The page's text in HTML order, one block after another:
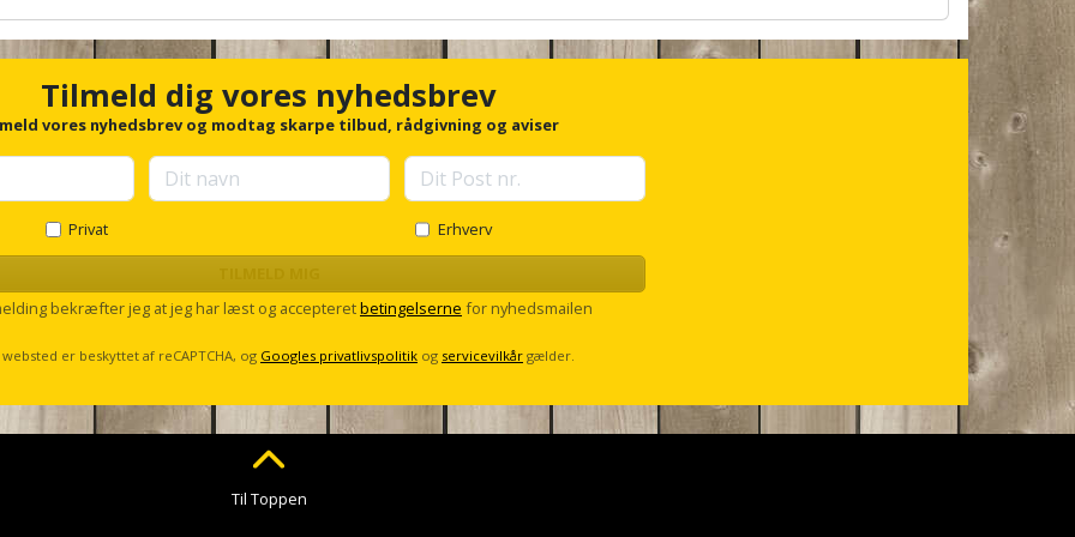
Tilmeld dig vores nyhedsbrev
vores nyhedsbrev og modtag skarpe tilbud, rådgivning og aviser
Privat Erhverv
bekræfter jeg at jeg har læst og accepteretbetingelserne for nyhedsmailen
er beskyttet af reCAPTCHA, og Googles privatlivspolitik og servicevilkår gælder.
Til Toppen